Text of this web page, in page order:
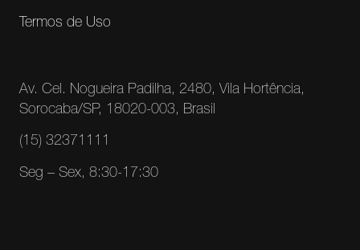
Termos de Uso
Av. Cel. Nogueira Padilha, 2480, Vila Hortência,
Sorocaba/SP, 18020-003, Brasil
(15) 32371111
Seg – Sex, 8:30-17:30